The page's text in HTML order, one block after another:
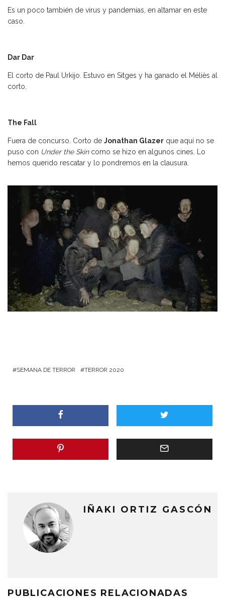
Es un poco también de virus y pandemias, en altamar en este
caso.
Dar Dar
El corto de Paul Urkijo. Estuvo en Sitges y ha ganado el Méliès al
corto.
The Fall
Fuera de concurso. Corto de Jonathan Glazer que aquí no se
puso con Under the Skincomo se hizo en algunos cines. Lo
hemos querido rescatar y lo pondremos en la clausura.
SEMANA DE TERROR TERROR 2020
IÑAKI ORTIZ GASCÓN
PUBLICACIONES RELACIONADAS